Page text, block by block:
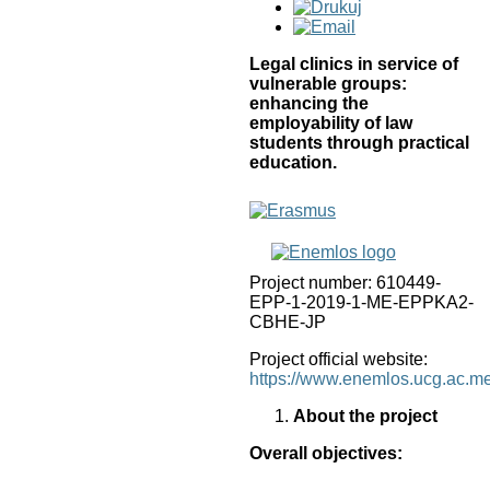
Legal clinics in service of
vulnerable groups:
enhancing the
employability of law
students through practical
education.
Project number: 610449-
EPP-1-2019-1-ME-EPPKA2-
CBHE-JP
Project official website:
https://
About the project
Overall objectives: